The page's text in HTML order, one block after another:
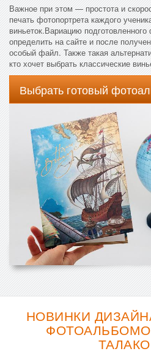
Важное при этом — простота и
печать фотопортрета каждого
виньеток.Вариацию
определить на сайте и после
особый файл. Также такая
кто хочет выбрать классические
Выбрать готовый
НОВИНКИ